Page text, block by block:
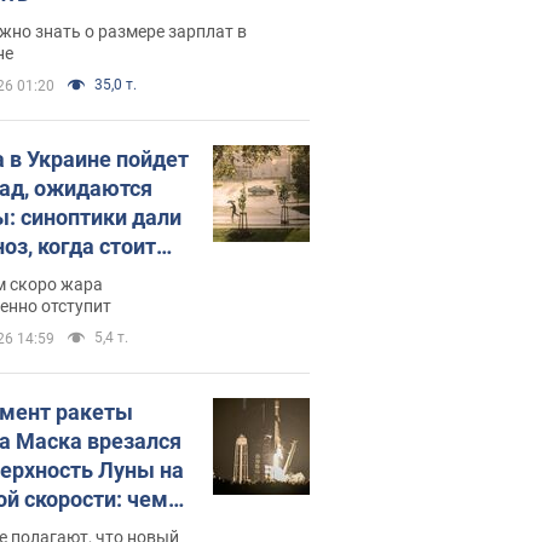
знать о размере зарплат в
01:20 35,0 т.
Украине пойдет
ожидаются
синоптики дали
когда стоит
изменения
скоро жара
отступит
14:59 5,4 т.
ракеты
Маска врезался
Луны на
скорости: чем
полагают, что новый